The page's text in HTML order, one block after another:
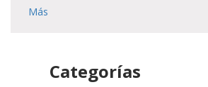
Más
Categorías